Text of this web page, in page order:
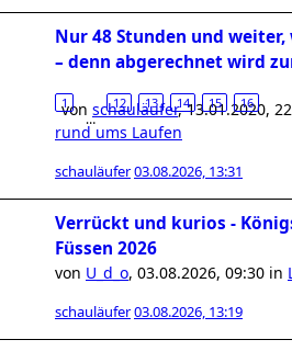
Nur 48 Stunden und
– denn abgerechnet wird
1
…
12 13 14 15 16
von schauläufer,13.01.2020,
rund ums Laufen
schauläufer03.08.2026, 13:31
Verrückt und kurios -
Füssen 2026
von U_d_o, 03.08.2026, 09:30 in
schauläufer03.08.2026, 13:19